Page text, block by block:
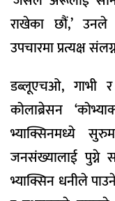
राखेका छौं,’ उनले
उपचारमा प्रत्यक्ष
डब्लूएचओ, गाभी र
कोलाब्रेसन
भ्याक्सिनमध्ये
जनसंख्यालाई पुग्ने
भ्याक्सिन धनीले